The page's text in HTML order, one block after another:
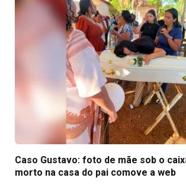
Caso Gustavo: foto de mãe sob o
morto na casa do pai comove a web